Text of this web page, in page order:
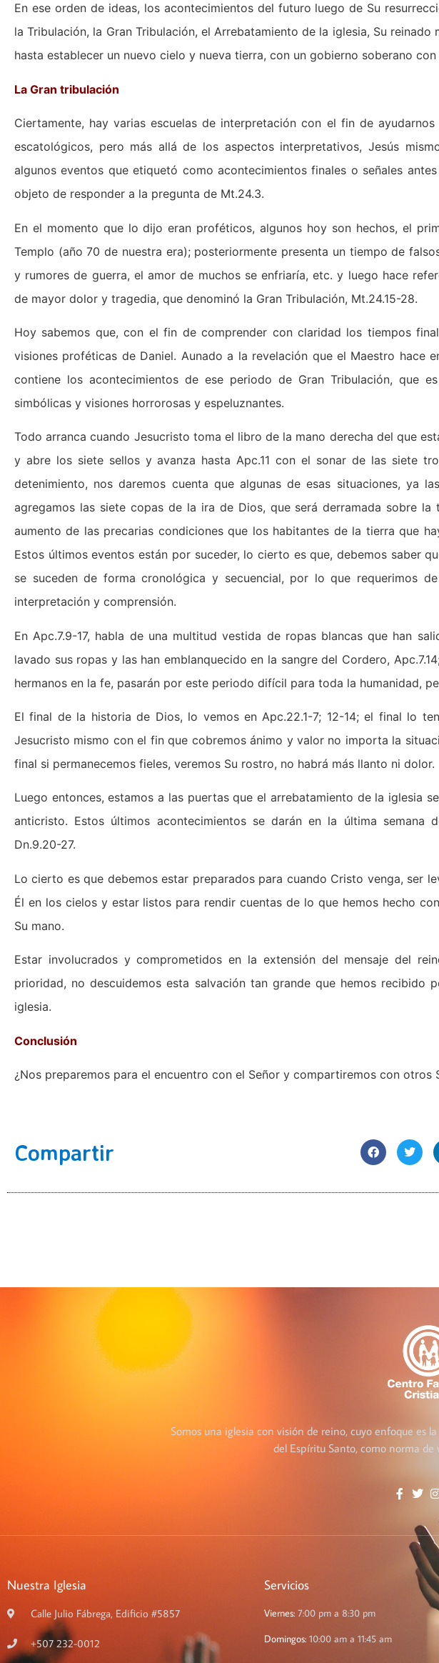
En ese orden de ideas, los acontecimientos del futuro luego de Su
la Tribulación, la Gran Tribulación, el Arrebatamiento de la iglesia, Su reinado
hasta establecer un nuevo cielo y nueva tierra, con un gobierno soberano
La Gran tribulación
Ciertamente, hay varias escuelas de interpretación con el fin de
escatológicos, pero más allá de los aspectos interpretativos, Jesús
algunos eventos que etiquetó como acontecimientos finales o señales
objeto de responder a la pregunta de Mt.24.3.
En el momento que lo dijo eran proféticos, algunos hoy son hechos, el
Templo (año 70 de nuestra era); posteriormente presenta un tiempo de
y rumores de guerra, el amor de muchos se enfriaría, etc. y luego hace
de mayor dolor y tragedia, que denominó la Gran Tribulación, Mt.24.15-28.
Hoy sabemos que, con el fin de comprender con claridad los tiempos
visiones proféticas de Daniel. Aunado a la revelación que el Maestro hace
contiene los acontecimientos de ese periodo de Gran Tribulación, que
simbólicas y visiones horrorosas y espeluznantes.
Todo arranca cuando Jesucristo toma el libro de la mano derecha del que
y abre los siete sellos y avanza hasta Apc.11 con el sonar de las siete
detenimiento, nos daremos cuenta que algunas de esas situaciones, ya
agregamos las siete copas de la ira de Dios, que será derramada sobre la
aumento de las precarias condiciones que los habitantes de la tierra que
Estos últimos eventos están por suceder, lo cierto es que, debemos saber
se suceden de forma cronológica y secuencial, por lo que requerimos
interpretación y comprensión.
En Apc.7.9-17, habla de una multitud vestida de ropas blancas que han
lavado sus ropas y las han emblanquecido en la sangre del Cordero,
hermanos en la fe, pasarán por este periodo difícil para toda la humanidad,
El final de la historia de Dios, lo vemos en Apc.22.1-7; 12-14; el final lo
Jesucristo mismo con el fin que cobremos ánimo y valor no importa la
final si permanecemos fieles, veremos Su rostro, no habrá más llanto ni dolor.
Luego entonces, estamos a las puertas que el arrebatamiento de la iglesia
anticristo. Estos últimos acontecimientos se darán en la última semana
Dn.9.20-27.
Lo cierto es que debemos estar preparados para cuando Cristo venga, ser
Él en los cielos y estar listos para rendir cuentas de lo que hemos hecho
Su mano.
Estar involucrados y comprometidos en la extensión del mensaje del
prioridad, no descuidemos esta salvación tan grande que hemos recibido
iglesia.
Conclusión
¿Nos preparemos para el encuentro con el Señor y compartiremos con otros
Compartir
Somos una iglesia con visión de reino, cuyo enfoque es
del Espíritu Santo, como norma de
Nuestra Iglesia
Calle Julio Fábrega, Edificio #5857
+507 232-0012
Servicios
Viernes: 7:00 pm a 8:30 pm
Domingos: 10:00 am a 11:45 am